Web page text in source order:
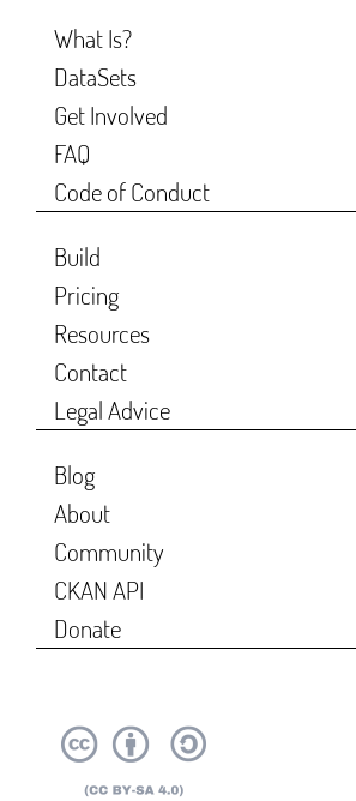
What Is?
DataSets
Get Involved
FAQ
Code of Conduct
Build
Pricing
Resources
Contact
Legal Advice
Blog
About
Community
CKAN API
Donate